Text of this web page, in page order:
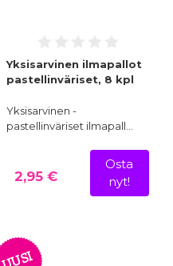
Yksisarvinen ilmapallot
pastellinväriset, 8 kpl
Yksisarvinen -
pastellinväriset ilmapall…
2,95 €
Osta
nyt!